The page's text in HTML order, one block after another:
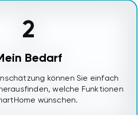
2
Bedarf
können Sie einfach
welche Funktionen
wünschen.